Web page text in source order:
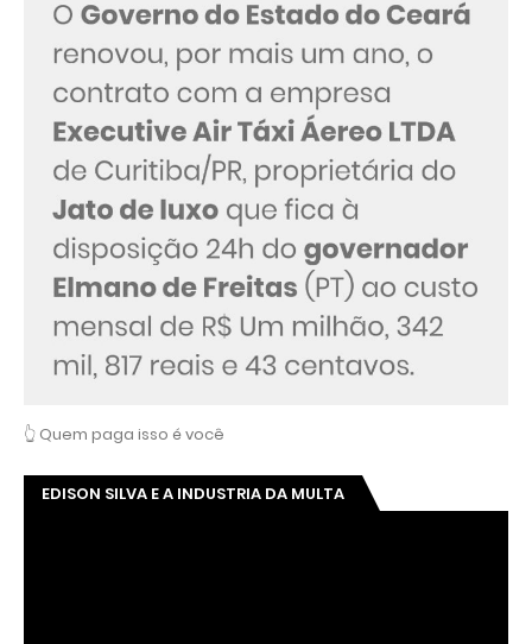
👆 Quem paga isso é você
EDISON SILVA E A INDUSTRIA DA MULTA